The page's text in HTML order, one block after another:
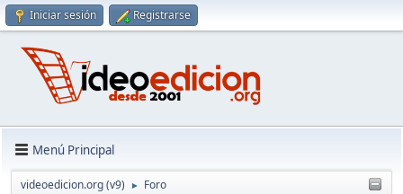
Iniciar sesión Registrarse
Menú Principal
videoedicion.org (v9) ► Foro